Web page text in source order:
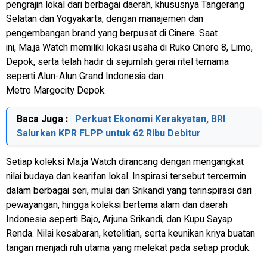
pengrajin lokal dari berbagai daerah, khususnya Tangerang
Selatan dan Yogyakarta, dengan manajemen dan
pengembangan brand yang berpusat di Cinere. Saat
ini, Ma.ja Watch memiliki lokasi usaha di Ruko Cinere 8, Limo,
Depok, serta telah hadir di sejumlah gerai ritel ternama
seperti Alun-Alun Grand Indonesia dan
Metro Margocity Depok.
Baca Juga : Perkuat Ekonomi Kerakyatan, BRI
Salurkan KPR FLPP untuk 62 Ribu Debitur
Setiap koleksi Ma.ja Watch dirancang dengan mengangkat
nilai budaya dan kearifan lokal. Inspirasi tersebut tercermin
dalam berbagai seri, mulai dari Srikandi yang terinspirasi dari
pewayangan, hingga koleksi bertema alam dan daerah
Indonesia seperti Bajo, Arjuna Srikandi, dan Kupu Sayap
Renda. Nilai kesabaran, ketelitian, serta keunikan kriya buatan
tangan menjadi ruh utama yang melekat pada setiap produk.